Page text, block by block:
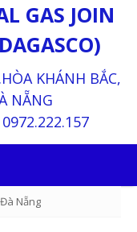
GAS JOIN
KHÁNH BẮC,
NẴNG
0972.222.157
Nẵng